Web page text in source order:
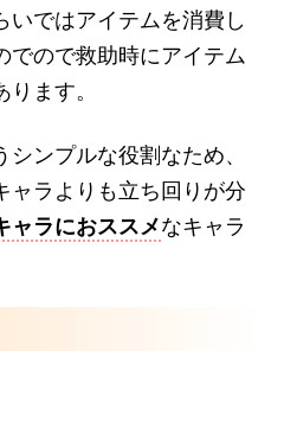
いではアイテムを消費し
でので救助時にアイテム
ます。
ンプルな役割なため、
ャラよりも立ち回りが分
ャラにおススメなキャラ